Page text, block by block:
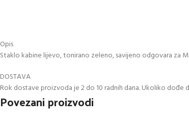
Opis
Staklo kabine lijevo, tonirano zeleno, savijeno odgovara za
DOSTAVA
Rok dostave proizvoda je 2 do 10 radnih dana. Ukoliko
Povezani proizvodi